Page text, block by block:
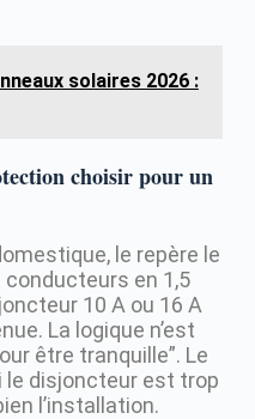
solaires 2026 :
choisir pour un
le repère le
en 1,5
10 A ou 16 A
La logique n’est
être tranquille”. Le
le disjoncteur est trop
l’installation.